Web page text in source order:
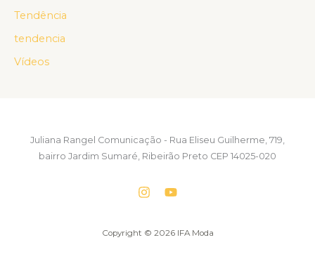
Tendência
tendencia
Vídeos
Juliana Rangel Comunicação - Rua Eliseu Guilherme, 719,
bairro Jardim Sumaré, Ribeirão Preto CEP 14025-020
Copyright © 2026 IFA Moda